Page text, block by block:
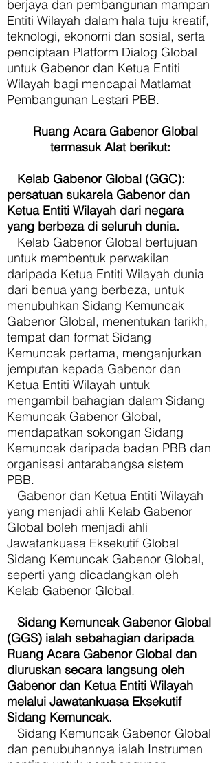
berjaya dan pembangunan mampan
Entiti Wilayah dalam hala tuju kreatif,
teknologi, ekonomi dan sosial, serta
penciptaan Platform Dialog Global
untuk Gabenor dan Ketua Entiti
Wilayah bagi mencapai Matlamat
Pembangunan Lestari PBB.
Ruang Acara Gabenor Global
termasuk Alat berikut:
Kelab Gabenor Global (GGC):
persatuan sukarela Gabenor dan
Ketua Entiti Wilayah dari negara
yang berbeza di seluruh dunia.
Kelab Gabenor Global bertujuan
untuk membentuk perwakilan
daripada Ketua Entiti Wilayah dunia
dari benua yang berbeza, untuk
menubuhkan Sidang Kemuncak
Gabenor Global, menentukan tarikh,
tempat dan format Sidang
Kemuncak pertama, menganjurkan
jemputan kepada Gabenor dan
Ketua Entiti Wilayah untuk
mengambil bahagian dalam Sidang
Kemuncak Gabenor Global,
mendapatkan sokongan Sidang
Kemuncak daripada badan PBB dan
organisasi antarabangsa sistem
PBB.
Gabenor dan Ketua Entiti Wilayah
yang menjadi ahli Kelab Gabenor
Global boleh menjadi ahli
Jawatankuasa Eksekutif Global
Sidang Kemuncak Gabenor Global,
seperti yang dicadangkan oleh
Kelab Gabenor Global.
Sidang Kemuncak Gabenor Global
(GGS) ialah sebahagian daripada
Ruang Acara Gabenor Global dan
diuruskan secara langsung oleh
Gabenor dan Ketua Entiti Wilayah
melalui Jawatankuasa Eksekutif
Sidang Kemuncak.
Sidang Kemuncak Gabenor Global
dan penubuhannya ialah Instrumen